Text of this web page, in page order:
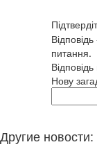
питання.
Нову
Другие новости: